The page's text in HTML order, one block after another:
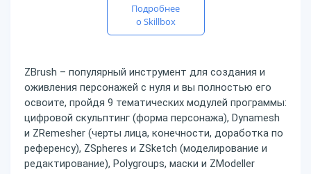
Подробнее
о Skillbox
ZBrush – популярный инструмент для создания и
оживления персонажей с нуля и вы полностью его
освоите, пройдя 9 тематических модулей программы:
цифровой скульптинг (форма персонажа), Dynamesh
и ZRemesher (черты лица, конечности, доработка по
референсу), ZSpheres и ZSketch (моделирование и
редактирование), Polygroups, маски и ZModeller